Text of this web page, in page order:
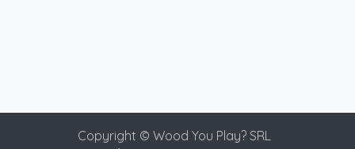
Copyright © Wood You Play? SRL